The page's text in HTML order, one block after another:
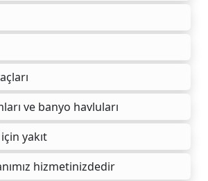
ve banyo havluları
yakıt
hizmetinizdedir